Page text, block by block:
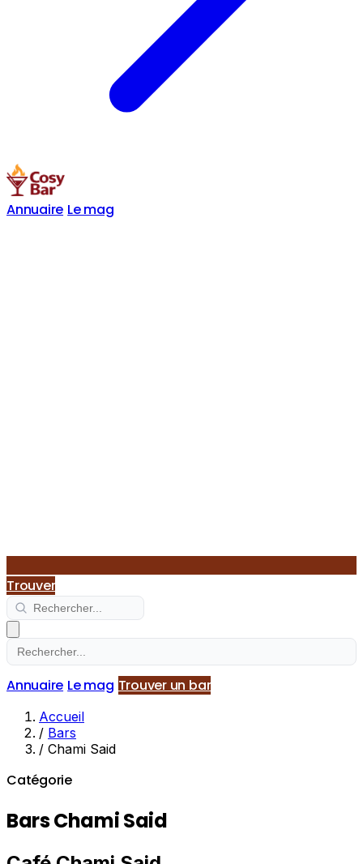
Annuaire Le mag
Trouver
Annuaire Le mag Trouver un bar
Accueil
/ Bars
/ Chami Said
Catégorie
Bars Chami Said